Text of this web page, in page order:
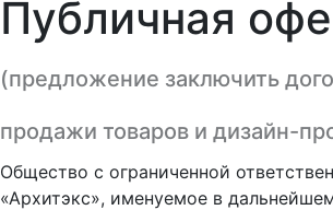
Публичная
(предложение заключить
продажи товаров и дизайн-
Общество с ограниченной
«Архитэкс», именуемое в